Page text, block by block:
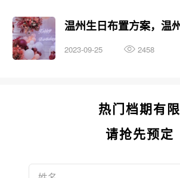
2023-09-25 2458
热门档期有限
请抢先预定